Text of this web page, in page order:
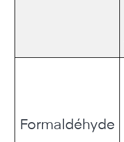
Formaldéhyde